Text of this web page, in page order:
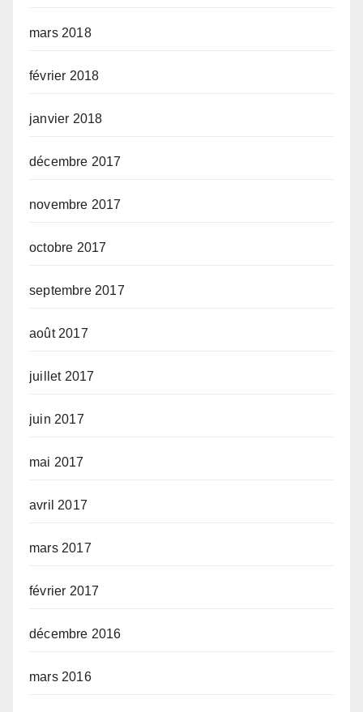
mars 2018
février 2018
janvier 2018
décembre 2017
novembre 2017
octobre 2017
septembre 2017
août 2017
juillet 2017
juin 2017
mai 2017
avril 2017
mars 2017
février 2017
décembre 2016
mars 2016